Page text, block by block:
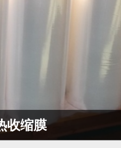
收缩膜